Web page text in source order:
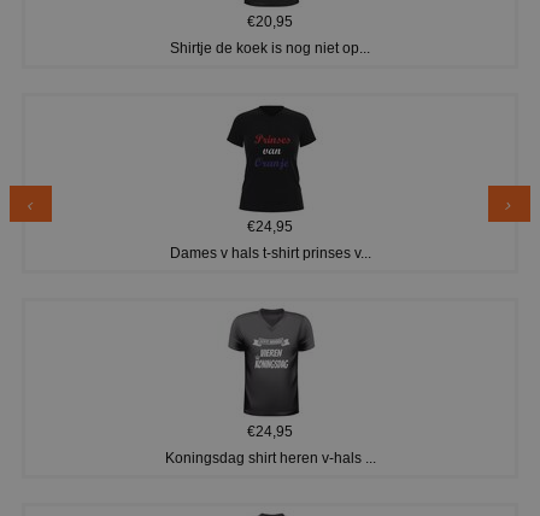
€20,95
Shirtje de koek is nog niet op...
€24,95
Dames v hals t-shirt prinses v...
€24,95
Koningsdag shirt heren v-hals ...